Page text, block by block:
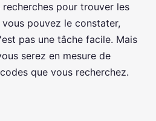
pour trouver les
pouvez le constater,
pas une tâche facile. Mais
serez en mesure de
que vous recherchez.